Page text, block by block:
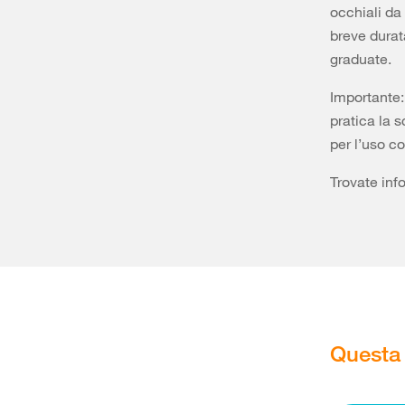
occhiali da
breve
graduate.
pratica la
per l’uso
Trovate